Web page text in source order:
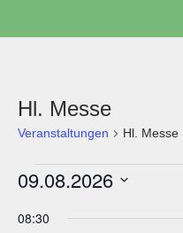
Hl. Messe
Veranstaltungen Hl. Messe
09.08.2026
wählen.
08:30